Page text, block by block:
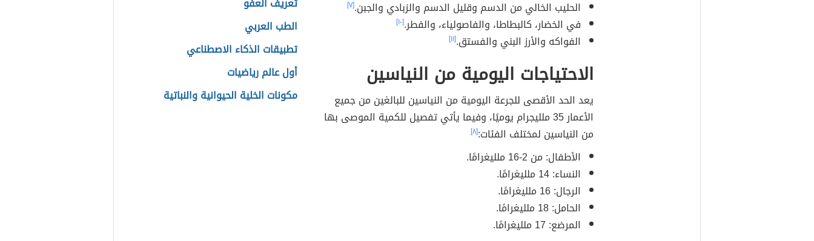
الحليب الخالي من الدسم وقليل الدسم والزبادي والجبن.[٧]
في الخضار، كالبطاطا، والفاصولياء، والفطر.[١٠]
الفواكه والأرز البني والفستق.[١١]
الاحتياجات اليومية من النياسين
يعد الحد الأقصى للجرعة اليومية من النياسين للبالغين من جميع
الأعمار 35 ملليجرام يوميًا، وفيما يأتي تفصيل للكمية الموصى بها
من النياسين لمختلف الفئات:[٨]
الأطفال: من 2-16 ملليغرامًا.
النساء: 14 ملليغرامًا.
الرجال: 16 ملليغرامًا.
الحامل: 18 ملليغرامًا.
المرضع: 17 ملليغرامًا.
الطب العربي
تطبيقات الذكاء الاصطناعي
أول عالم رياضيات
مكونات الخلية الحيوانية والنباتية